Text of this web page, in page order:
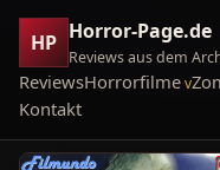
HP Horror-Page.de
Reviews aus dem
ReviewsHorrorfilme
Kontakt